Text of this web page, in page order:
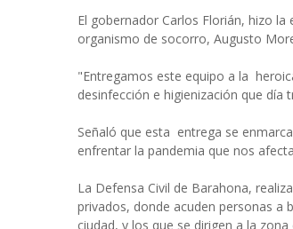
El gobernador Carlos Florián, hizo
organismo de socorro, Augusto
"Entregamos este equipo a la
desinfección e higienización que día
Señaló que esta entrega se
enfrentar la pandemia que nos
La Defensa Civil de Barahona,
privados, donde acuden personas a
ciudad, y los que se dirigen a la